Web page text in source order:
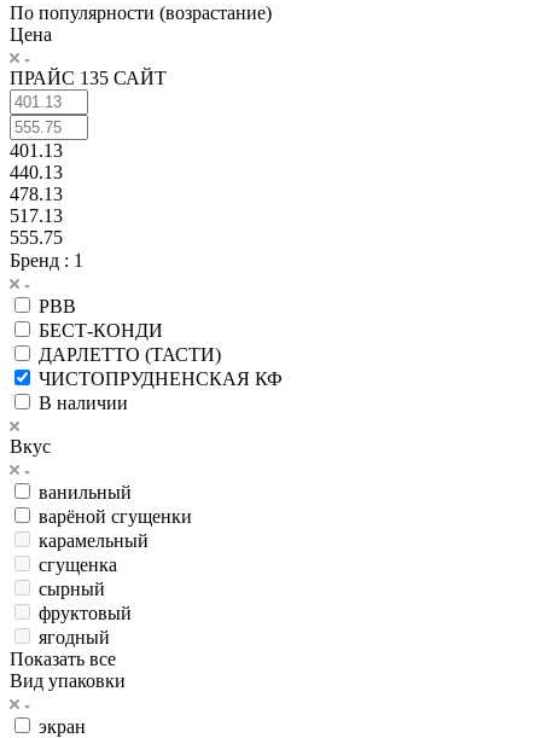
По популярности (возрастание)
Цена
ПРАЙС 135 САЙТ
401.13
440.13
478.13
517.13
555.75
Бренд : 1
РВВ
БЕСТ-КОНДИ
ДАРЛЕТТО (ТАСТИ)
ЧИСТОПРУДНЕНСКАЯ КФ
В наличии
Вкус
ванильный
варёной сгущенки
карамельный
сгущенка
сырный
фруктовый
ягодный
Показать все
Вид упаковки
экран